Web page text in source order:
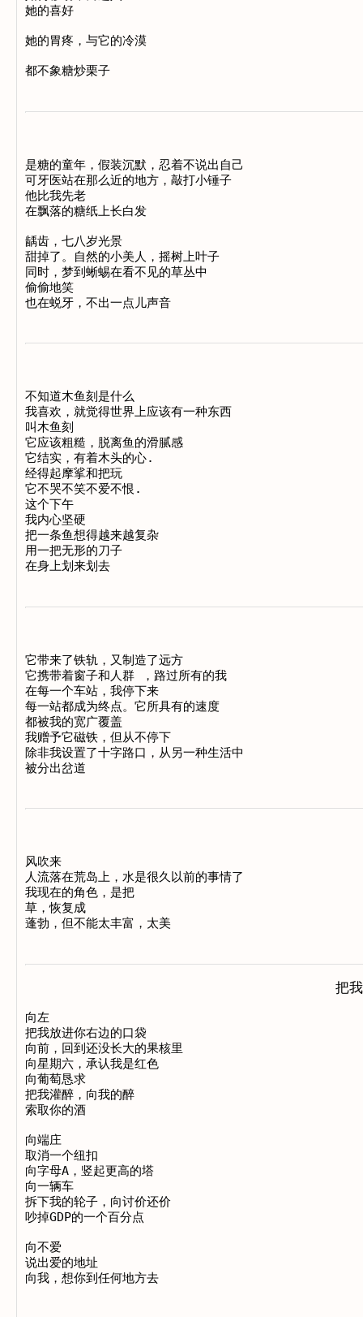
她的喜好
她的胃疼，与它的冷漠
是糖的童年，假装沉默，忍着不说出自己
可牙医站在那么近的地方，敲打小锤子
他比我先老
在飘落的糖纸上长白发
龋齿，七八岁光景
甜掉了。自然的小美人，摇树上叶子
同时，梦到蜥蜴在看不见的草丛中
偷偷地笑
不知道木鱼刻是什么
我喜欢，就觉得世界上应该有一种东西
叫木鱼刻
它应该粗糙，脱离鱼的滑腻感
它结实，有着木头的心.
经得起摩挲和把玩
它不哭不笑不爱不恨.
这个下午
我内心坚硬
把一条鱼想得越来越复杂
用一把无形的刀子
它带来了铁轨，又制造了远方
它携带着窗子和人群 ，路过所有的我
在每一个车站，我停下来
每一站都成为终点。它所具有的速度
都被我的宽广覆盖
我赠予它磁铁，但从不停下
除非我设置了十字路口，从另一种生活中
风吹来
人流落在荒岛上，水是很久以前的事情了
我现在的角色，是把
草，恢复成
把
向左
把我放进你右边的口袋
向前，回到还没长大的果核里
向星期六，承认我是红色
向葡萄恳求
把我灌醉，向我的醉
索取你的酒
向端庄
取消一个纽扣
向字母A，竖起更高的塔
向一辆车
拆下我的轮子，向讨价还价
吵掉GDP的一个百分点
向不爱
说出爱的地址